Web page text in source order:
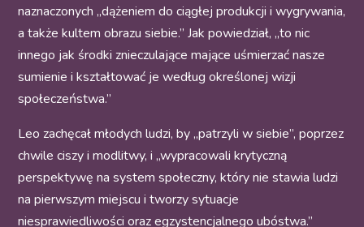
naznaczonych „dążeniem do ciągłej produkcji i wygrywania,
a także kultem obrazu siebie.” Jak powiedział, „to nic
innego jak środki znieczulające mające uśmierzać nasze
sumienie i kształtować je według określonej wizji
społeczeństwa.”
Leo zachęcał młodych ludzi, by „patrzyli w siebie”, poprzez
chwile ciszy i modlitwy, i „wypracowali krytyczną
perspektywę na system społeczny, który nie stawia ludzi
na pierwszym miejscu i tworzy sytuacje
niesprawiedliwości oraz egzystencjalnego ubóstwa.”